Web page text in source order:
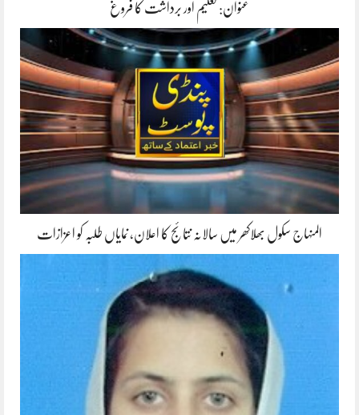
عنوان: تعلیم اور برداشت کا فروغ
المنہاج سکول بھلاکھر میں سالانہ نتائج کا اعلان، نمایاں طلبہ کو اعزازات